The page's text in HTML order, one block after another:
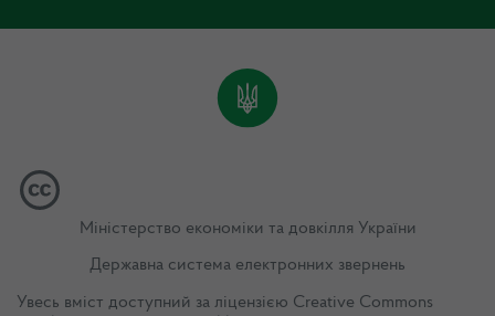
Міністерство економіки та довкілля України
Державна система електронних звернень
Увесь вміст доступний за ліцензією Creative Commons